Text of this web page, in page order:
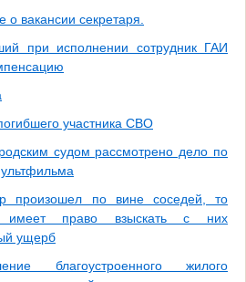
вакансии секретаря.
при исполнении сотрудник ГАИ
участника СВО
судом рассмотрено дело по
произошел по вине соседей, то
имеет право взыскать с них
ущерб
благоустроенного жилого